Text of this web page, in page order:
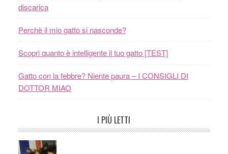
discarica
Perchè il mio gatto si nasconde?
Scopri quanto è intelligente il tuo gatto [TEST]
Gatto con la febbre? Niente paura – I CONSIGLI DI
DOTTOR MIAO
I PIÙ LETTI